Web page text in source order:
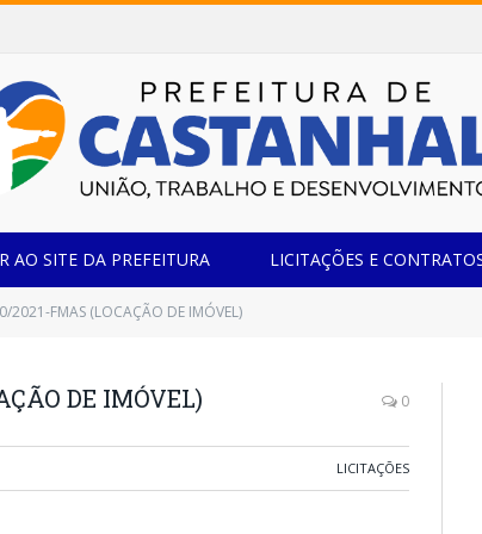
AO SITE DA PREFEITURA LICITAÇÕES E
2021-FMAS (LOCAÇÃO DE IMÓVEL)
DE IMÓVEL) 0
LICITAÇÕES